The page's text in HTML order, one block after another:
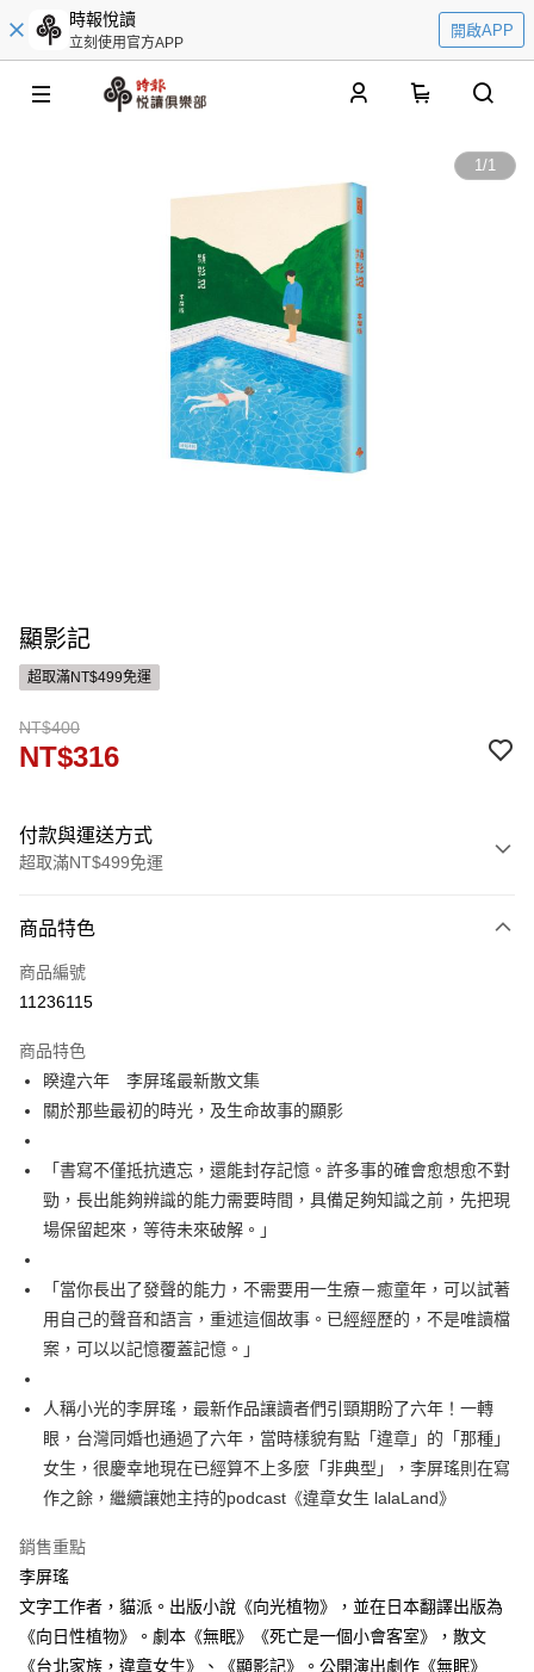
時報悅讀
立刻使用官方APP
開啟APP
1/1
顯影記
超取滿NT$499免運
NT$400
NT$316
付款與運送方式
超取滿NT$499免運
信用卡一次付款
運送方式
付款後全家取貨
每筆NT$60，滿NT$499(含以上)免運費
付款後7-11取貨
每筆NT$60，滿NT$499(含以上)免運費
宅配
每筆NT$100，滿NT$499(含以上)免運費
商品特色
商品編號
11236115
商品特色
睽違六年 李屏瑤最新散文集
關於那些最初的時光，及生命故事的顯影
「書寫不僅抵抗遺忘，還能封存記憶。許多事的確會愈想愈不對
勁，長出能夠辨識的能力需要時間，具備足夠知識之前，先把現
場保留起來，等待未來破解。」
「當你長出了發聲的能力，不需要用一生療－癒童年，可以試著
用自己的聲音和語言，重述這個故事。已經經歷的，不是唯讀檔
案，可以以記憶覆蓋記憶。」
人稱小光的李屏瑤，最新作品讓讀者們引頸期盼了六年！一轉
眼，台灣同婚也通過了六年，當時樣貌有點「違章」的「那種」
女生，很慶幸地現在已經算不上多麼「非典型」，李屏瑤則在寫
作之餘，繼續讓她主持的podcast《違章女生 lalaLand》
銷售重點
李屏瑤
文字工作者，貓派。出版小說《向光植物》，並在日本翻譯出版為
《向日性植物》。劇本《無眠》《死亡是一個小會客室》，散文
《台北家族，違章女生》、《顯影記》。公開演出劇作《無眠》